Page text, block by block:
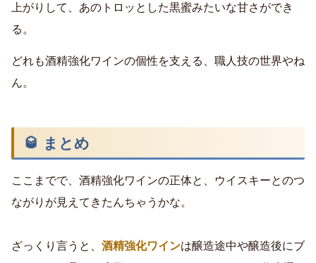
上がりして、あのトロッとした黒蜜みたいな甘さができ
る。
どれも酒精強化ワインの個性を支える、職人技の世界やね
ん。
🥃 まとめ
ここまでで、酒精強化ワインの正体と、ウイスキーとのつ
ながりが見えてきたんちゃうかな。
ざっくり言うと、 酒精強化ワインは醸造途中や醸造後にブ